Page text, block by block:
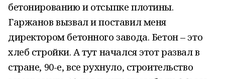
бетонированию и отсыпке плотины.
Гаржанов вызвал и поставил меня
директором бетонного завода. Бетон – это
хлеб стройки. А тут начался этот развал в
стране, 90-е, все рухнуло, строительство